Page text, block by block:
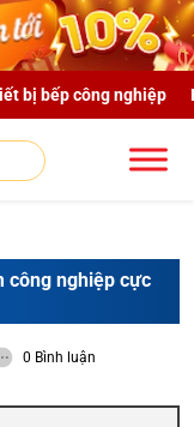
bị bếp công nghiệp
công nghiệp cực
0 Bình luận